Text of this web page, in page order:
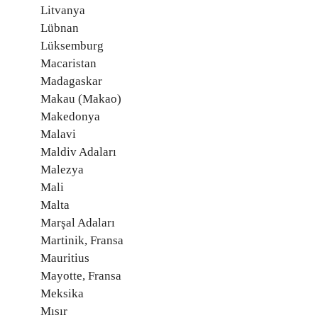
Litvanya
Lübnan
Lüksemburg
Macaristan
Madagaskar
Makau (Makao)
Makedonya
Malavi
Maldiv Adaları
Malezya
Mali
Malta
Marşal Adaları
Martinik, Fransa
Mauritius
Mayotte, Fransa
Meksika
Mısır